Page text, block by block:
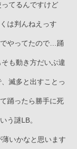
てるんですけど
は判んねえっす
やってたので…踊
も動き方だいぶ違
滅多と出すことっ
踊ったら勝手に死
う謎LB。
いかなと思います